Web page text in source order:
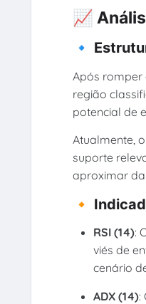
📈
🔹
Após romper
região
potencial de
Atualmente,
suporte
aproximar
🔸
RSI (14):
viés de
cenário
ADX (14):